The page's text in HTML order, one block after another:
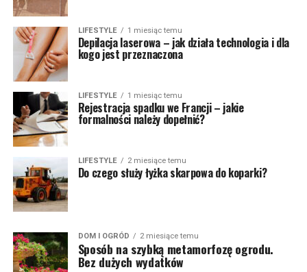
LIFESTYLE 1 miesiąc temu
Depilacja laserowa – jak działa technologia i dla
kogo jest przeznaczona
LIFESTYLE 1 miesiąc temu
Rejestracja spadku we Francji – jakie
formalności należy dopełnić?
LIFESTYLE 2 miesiące temu
Do czego służy łyżka skarpowa do koparki?
DOM I OGRÓD 2 miesiące temu
Sposób na szybką metamorfozę ogrodu.
Bez dużych wydatków